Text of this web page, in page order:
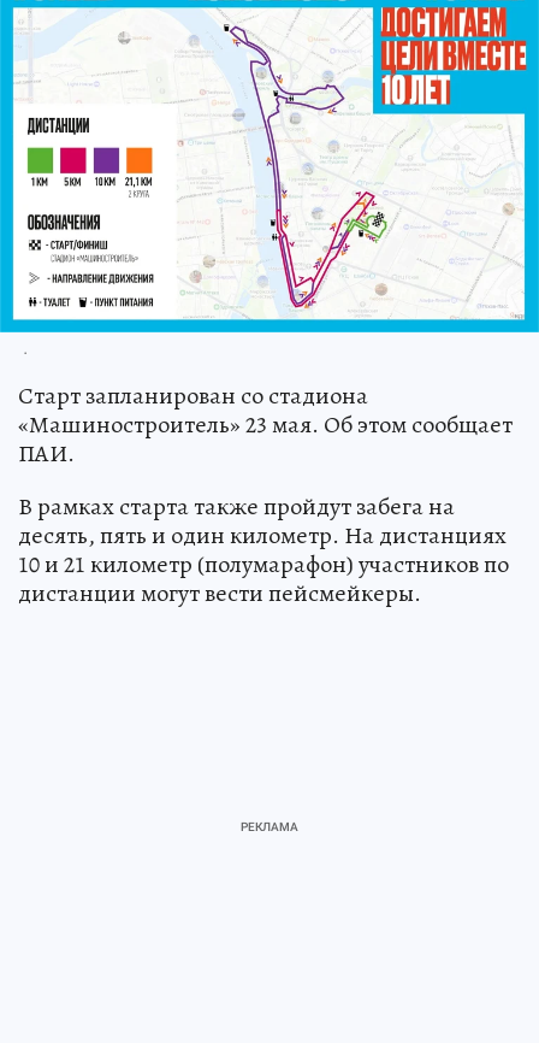
.
Старт запланирован со стадиона
«Машиностроитель» 23 мая. Об этом сообщает
ПАИ.
В рамках старта также пройдут забега на
десять, пять и один километр. На дистанциях
10 и 21 километр (полумарафон) участников по
дистанции могут вести пейсмейкеры.